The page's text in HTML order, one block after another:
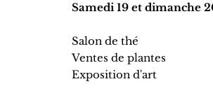
Samedi 19 et dimanche
Salon de thé
Ventes de plantes
Exposition d'art